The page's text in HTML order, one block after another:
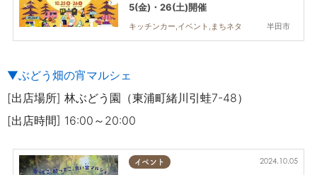
半田市
5(金)・26(土)開催
キッチンカー,イベント,まちネタ
▼ぶどう畑の宵マルシェ
[出店場所] 林ぶどう園（東浦町緒川引蛙7-48）
[出店時間] 16:00～20:00
イベント 2024.10.05